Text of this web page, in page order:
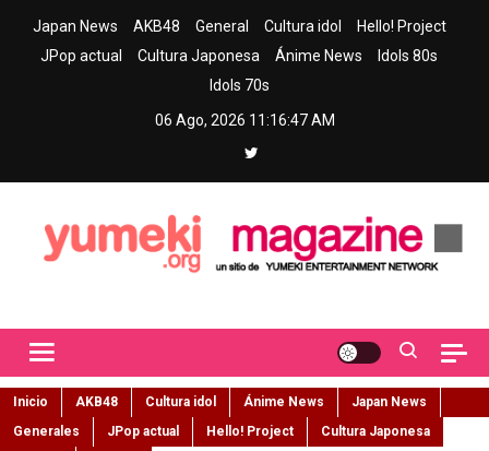
Japan News AKB48 General Cultura idol
Hello! Project
JPop actual
Cultura Japonesa Ánime News
Idols 80s
Idols 70s
06 Ago, 2026 11:16:48 AM
Inicio AKB48 Cultura idol Ánime News
Japan News
Generales
JPop actual Hello! Project
Cultura Japonesa